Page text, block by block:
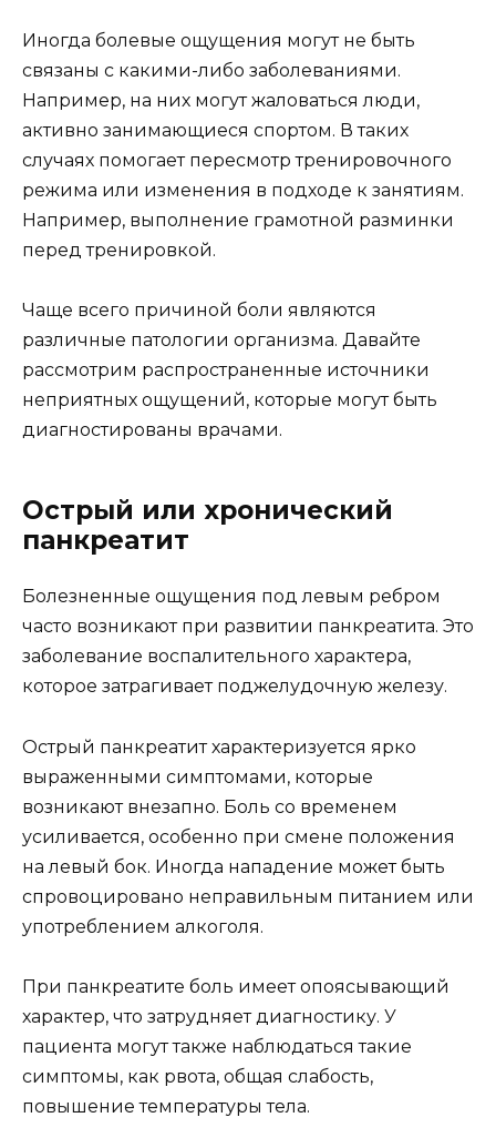
Иногда болевые ощущения могут не быть
связаны с какими-либо заболеваниями.
Например, на них могут жаловаться люди,
активно занимающиеся спортом. В таких
случаях помогает пересмотр тренировочного
режима или изменения в подходе к занятиям.
Например, выполнение грамотной разминки
перед тренировкой.
Чаще всего причиной боли являются
различные патологии организма. Давайте
рассмотрим распространенные источники
неприятных ощущений, которые могут быть
диагностированы врачами.
Острый или хронический
панкреатит
Болезненные ощущения под левым ребром
часто возникают при развитии панкреатита. Это
заболевание воспалительного характера,
которое затрагивает поджелудочную железу.
Острый панкреатит характеризуется ярко
выраженными симптомами, которые
возникают внезапно. Боль со временем
усиливается, особенно при смене положения
на левый бок. Иногда нападение может быть
спровоцировано неправильным питанием или
употреблением алкоголя.
При панкреатите боль имеет опоясывающий
характер, что затрудняет диагностику. У
пациента могут также наблюдаться такие
симптомы, как рвота, общая слабость,
повышение температуры тела.